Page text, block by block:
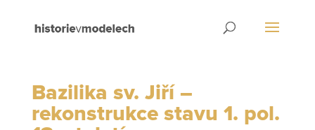
Bazilika sv. Jiří –
rekonstrukce stavu 1. pol.